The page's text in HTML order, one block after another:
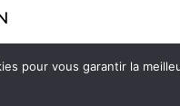
pour vous garantir la